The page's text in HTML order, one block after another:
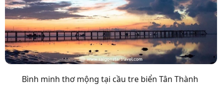
Bình minh thơ mộng tại cầu tre biển Tân Thành